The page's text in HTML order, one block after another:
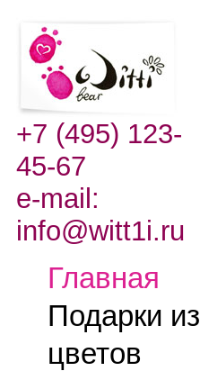
+7 (495) 123-
45-67
e-mail:
info@witt1i.ru
Главная
Подарки из
цветов